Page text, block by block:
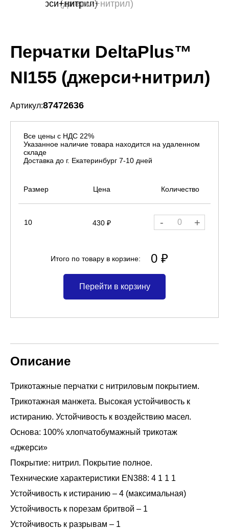
Перчатки DeltaPlus™
NI155 (джерси+нитрил)
Артикул:87472636
Все цены с НДС 22%
Указанное наличие товара находится на удаленном
складе
Доставка до г. Екатеринбург 7-10 дней
Размер Цена Количество
10 430 ₽ - +
Итого по товару в корзине: 0 ₽
Перейти в корзину
Описание
Трикотажные перчатки с нитриловым покрытием.
Трикотажная манжета. Высокая устойчивость к
истиранию. Устойчивость к воздействию масел.
Основа: 100% хлопчатобумажный трикотаж
«джерси»
Покрытие: нитрил. Покрытие полное.
Технические характеристики EN388: 4 1 1 1
Устойчивость к истиранию – 4 (максимальная)
Устойчивость к порезам бритвой – 1
Устойчивость к разрывам – 1